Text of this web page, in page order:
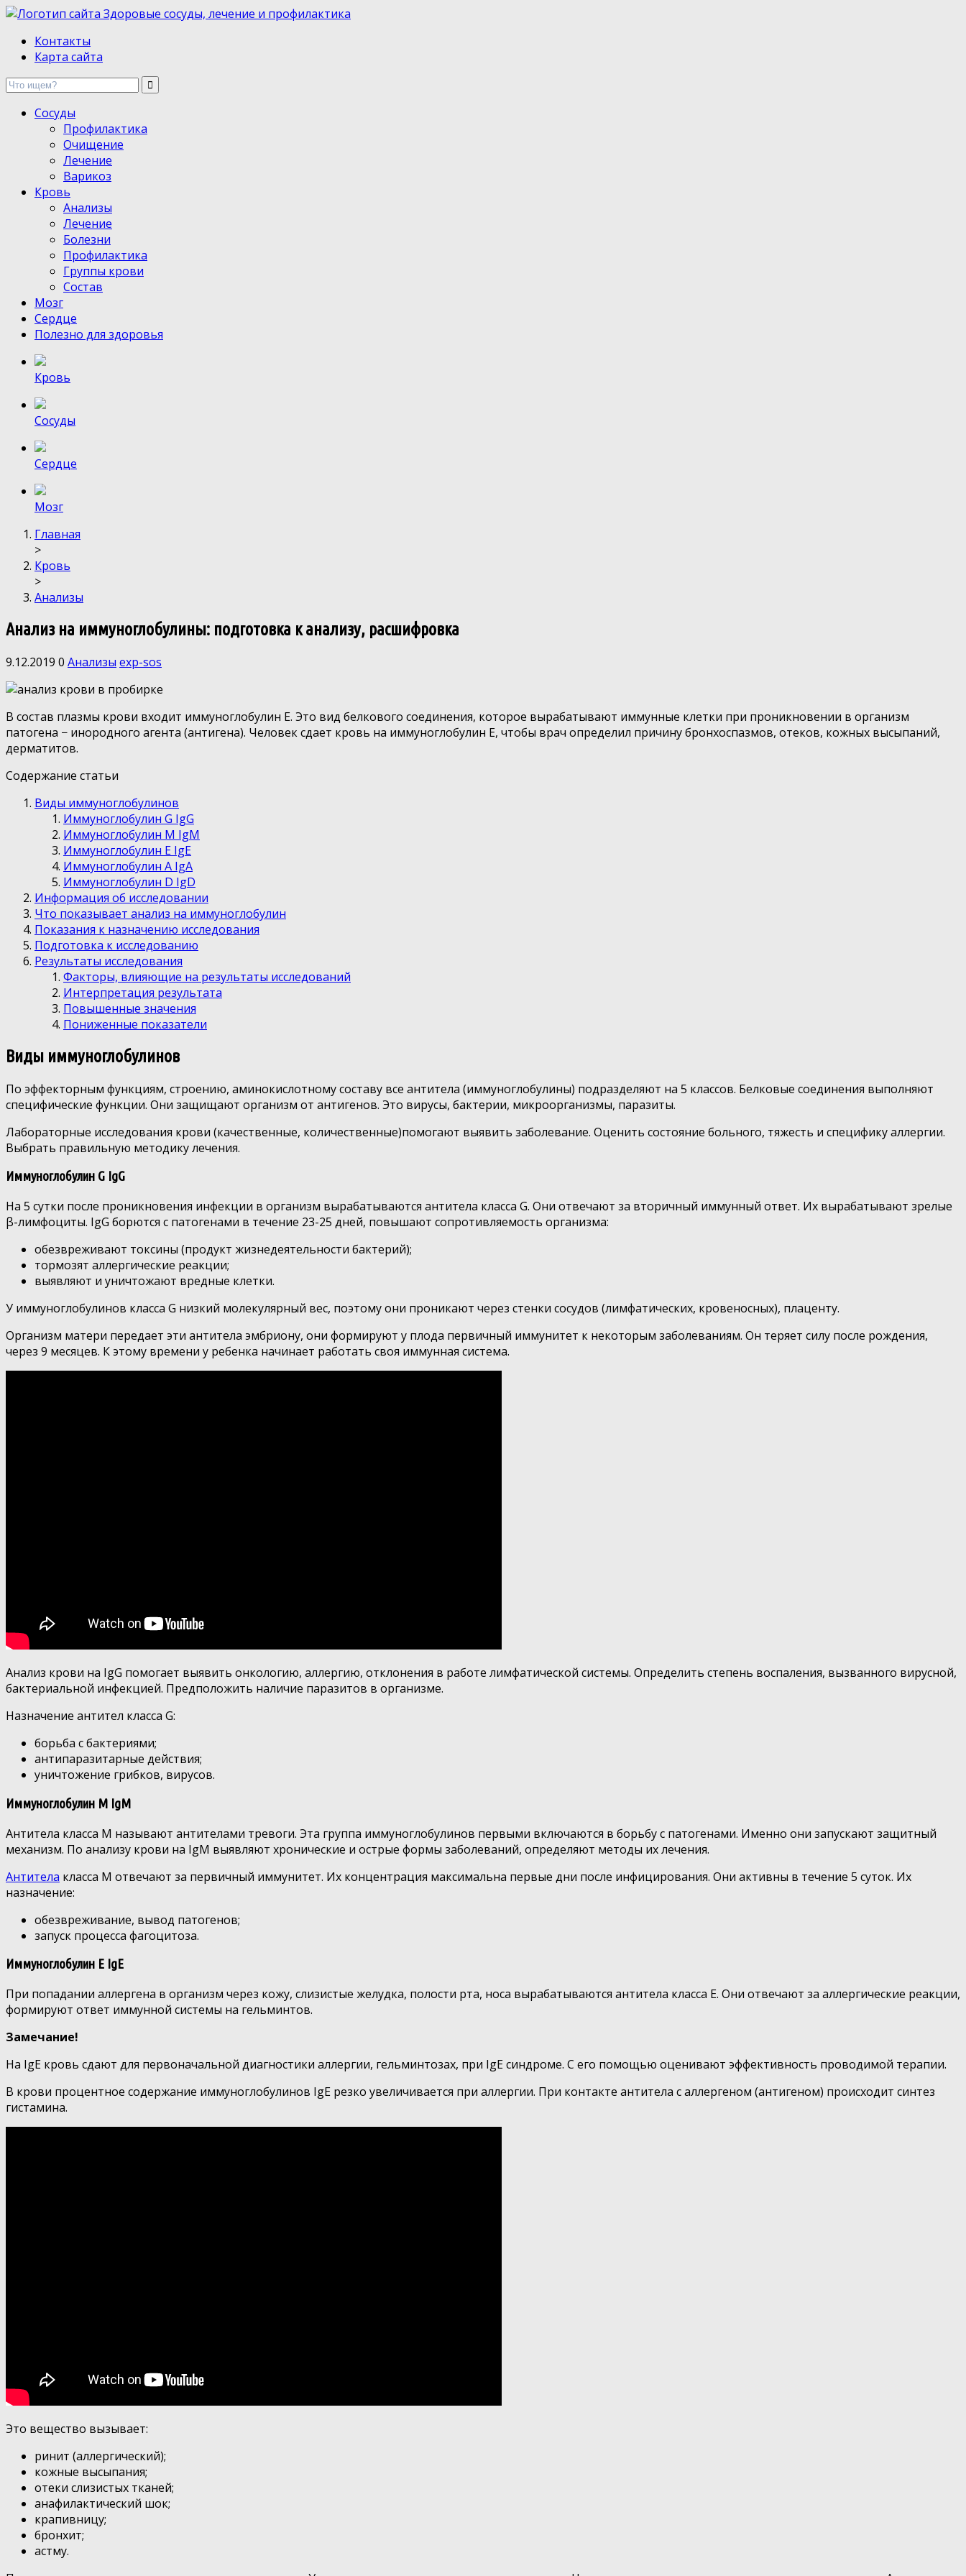
Здоровые сосуды, лечение и профилактика
Контакты
Карта сайта
Сосуды
Профилактика
Очищение
Лечение
Варикоз
Кровь
Анализы
Лечение
Болезни
Профилактика
Группы крови
Состав
Мозг
Сердце
Полезно для здоровья
Кровь
Сосуды
Сердце
Мозг
Главная
>
Кровь
>
Анализы
Анализ на иммуноглобулины: подготовка к анализу, расшифровка
9.12.2019 0 Анализы exp-sos
В состав плазмы крови входит иммуноглобулин E. Это вид белкового соединения, которое вырабатывают иммунные клетки при проникновении в организм
патогена − инородного агента (антигена). Человек сдает кровь на иммуноглобулин E, чтобы врач определил причину бронхоспазмов, отеков, кожных высыпаний,
дерматитов.
Содержание статьи
Виды иммуноглобулинов
Иммуноглобулин G IgG
Иммуноглобулин M IgM
Иммуноглобулин E IgE
Иммуноглобулин A IgA
Иммуноглобулин D IgD
Информация об исследовании
Что показывает анализ на иммуноглобулин
Показания к назначению исследования
Подготовка к исследованию
Результаты исследования
Факторы, влияющие на результаты исследований
Интерпретация результата
Повышенные значения
Пониженные показатели
Виды иммуноглобулинов
По эффекторным функциям, строению, аминокислотному составу все антитела (иммуноглобулины) подразделяют на 5 классов. Белковые соединения выполняют
специфические функции. Они защищают организм от антигенов. Это вирусы, бактерии, микроорганизмы, паразиты.
Лабораторные исследования крови (качественные, количественные)помогают выявить заболевание. Оценить состояние больного, тяжесть и специфику аллергии.
Выбрать правильную методику лечения.
Иммуноглобулин G IgG
На 5 сутки после проникновения инфекции в организм вырабатываются антитела класса G. Они отвечают за вторичный иммунный ответ. Их вырабатывают зрелые
β-лимфоциты. IgG борются с патогенами в течение 23-25 дней, повышают сопротивляемость организма:
обезвреживают токсины (продукт жизнедеятельности бактерий);
тормозят аллергические реакции;
выявляют и уничтожают вредные клетки.
У иммуноглобулинов класса G низкий молекулярный вес, поэтому они проникают через стенки сосудов (лимфатических, кровеносных), плаценту.
Организм матери передает эти антитела эмбриону, они формируют у плода первичный иммунитет к некоторым заболеваниям. Он теряет силу после рождения,
через 9 месяцев. К этому времени у ребенка начинает работать своя иммунная система.
Анализ крови на IgG помогает выявить онкологию, аллергию, отклонения в работе лимфатической системы. Определить степень воспаления, вызванного вирусной,
бактериальной инфекцией. Предположить наличие паразитов в организме.
Назначение антител класса G:
борьба с бактериями;
антипаразитарные действия;
уничтожение грибков, вирусов.
Иммуноглобулин M IgM
Антитела класса М называют антителами тревоги. Эта группа иммуноглобулинов первыми включаются в борьбу с патогенами. Именно они запускают защитный
механизм. По анализу крови на IgM выявляют хронические и острые формы заболеваний, определяют методы их лечения.
Антитела класса М отвечают за первичный иммунитет. Их концентрация максимальна первые дни после инфицирования. Они активны в течение 5 суток. Их
назначение:
обезвреживание, вывод патогенов;
запуск процесса фагоцитоза.
Иммуноглобулин E IgE
При попадании аллергена в организм через кожу, слизистые желудка, полости рта, носа вырабатываются антитела класса E. Они отвечают за аллергические реакции,
формируют ответ иммунной системы на гельминтов.
Замечание!
На IgE кровь сдают для первоначальной диагностики аллергии, гельминтозах, при IgE синдроме. С его помощью оценивают эффективность проводимой терапии.
В крови процентное содержание иммуноглобулинов IgE резко увеличивается при аллергии. При контакте антитела с аллергеном (антигеном) происходит синтез
гистамина.
Это вещество вызывает:
ринит (аллергический);
кожные высыпания;
отеки слизистых тканей;
анафилактический шок;
крапивницу;
бронхит;
астму.